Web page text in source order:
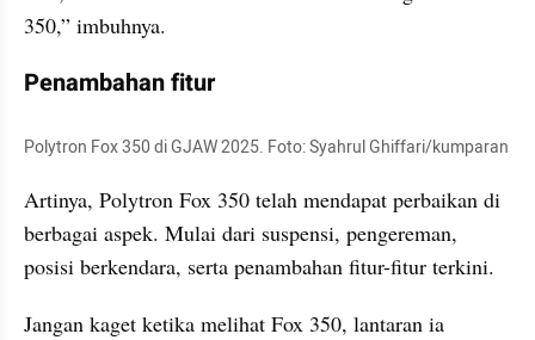
350,” imbuhnya.
Penambahan fitur
Polytron Fox 350 di GJAW 2025. Foto: Syahrul Ghiffari/kumparan
Artinya, Polytron Fox 350 telah mendapat perbaikan di
berbagai aspek. Mulai dari suspensi, pengereman,
posisi berkendara, serta penambahan fitur-fitur terkini.
Jangan kaget ketika melihat Fox 350, lantaran ia